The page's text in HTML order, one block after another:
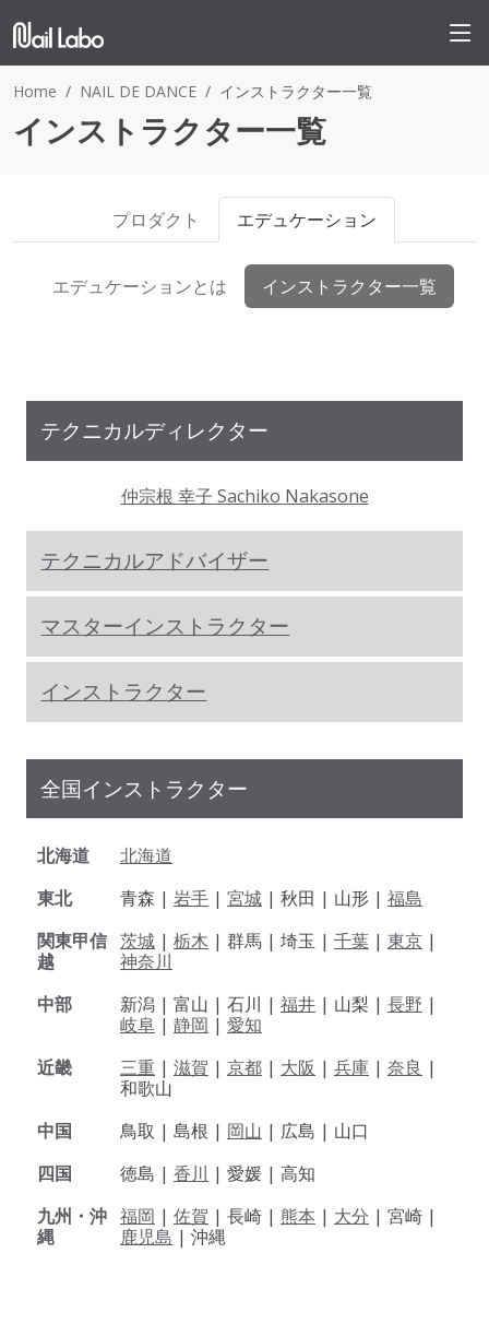
Home NAIL DE DANCE インストラクター一覧
インストラクター一覧
プロダクト エデュケーション
エデュケーションとは インストラクター一覧
テクニカルディレクター
仲宗根 幸子 Sachiko Nakasone
テクニカルアドバイザー
マスターインストラクター
インストラクター
全国インストラクター
北海道
北海道
東北
青森 | 岩手 | 宮城 | 秋田 | 山形 | 福島
関東甲信
越
茨城 | 栃木 | 群馬 | 埼玉 | 千葉 | 東京 |
神奈川
中部
新潟 | 富山 | 石川 | 福井 | 山梨 | 長野 |
岐阜 | 静岡 | 愛知
近畿
三重 | 滋賀 | 京都 | 大阪 | 兵庫 | 奈良 |
和歌山
中国
鳥取 | 島根 | 岡山 | 広島 | 山口
四国
徳島 | 香川 | 愛媛 | 高知
九州・沖
縄
福岡 | 佐賀 | 長崎 | 熊本 | 大分 | 宮崎 |
鹿児島 | 沖縄